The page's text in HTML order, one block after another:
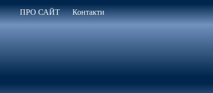
до
вмісту
ПРО САЙТ Контакти